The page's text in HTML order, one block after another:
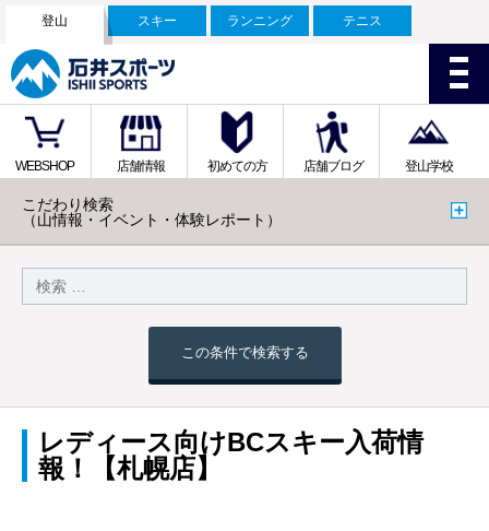
登山 スキー ランニング テニス
WEBSHOP 店舗情報 初めての方 店舗ブログ 登山学校
こだわり検索
（山情報・イベント・体験レポート）
この条件で検索する
レディース向けBCスキー入荷情
報！【札幌店】